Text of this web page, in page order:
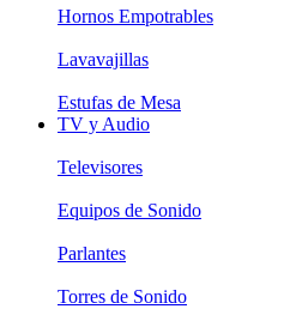
Hornos Empotrables
Lavavajillas
Estufas de Mesa
TV y Audio
Televisores
Equipos de Sonido
Parlantes
Torres de Sonido